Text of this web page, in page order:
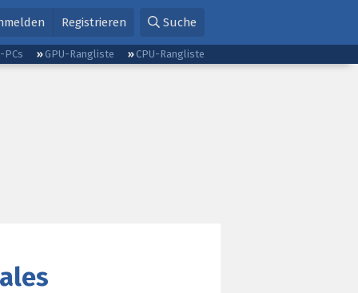
Registrieren Suche
PCs GPU-Rangliste CPU-Rangliste